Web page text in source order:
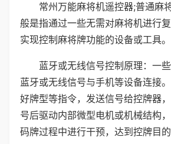
常州万能麻将机遥控器;普通麻
般是指通过一些无需对麻将机进行
实现控制麻将牌功能的设备或工具。
蓝牙或无线信号控制原理：一
蓝牙或无线信号与手机等设备连接
好牌型等指令，发送信号给控牌器
号后驱动内部微型电机或机械结构，
码牌过程中进行干预，达到控牌目的